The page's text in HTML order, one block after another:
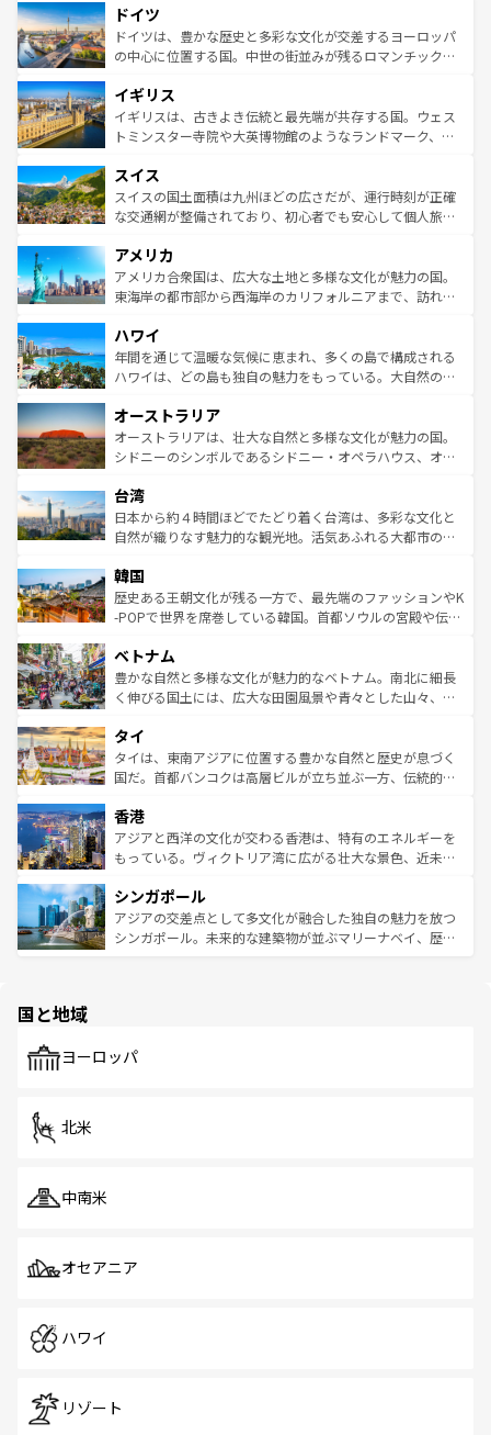
せる。地方によって風土や気候が異なるスペインはその個
性で訪れる人を魅了する。 なお、新着のスペイン情報は コ
ンテンツ一覧を参照してほしい。
で、幅広い魅力が詰まっている。華麗な宮殿、歴史的な大
聖堂、美しいビーチ、そして豊かな自然が、訪れる者を心
から魅了する。また、フランスは美食の国としても知ら
いる。シャンパンの発祥地であるランス、プロヴァンスの
香り高いラベンダー畑など、多彩な楽しみ方が可能だ。さ
らに、パリ以外の地域にも魅力が溢れており、どの街角に
れる地方に足を運ぶとそれぞれで全く異なる文化を体験で
きるだろう。 なお、新着のフランス情報はコンテンツ一覧
を参照してほしい。
ドイツ
ドイツは、豊かな歴史と多彩な文化が交差するヨーロッパ
の中心に位置する国。中世の街並みが残るロマンチック街
顔を持つこの国は、どこを歩いても飽きることがない。ベ
ルリンの文化的活気、バイエルン州のアルプスの絶景、そ
してライン川沿いのワイン畑といった風景は必見。ビール
は、お酒好きな人にはぜひ体験してほしい。 なお、新着の
ドイツ情報はコンテンツ一覧を参照してほしい。
イギリス
イギリスは、古きよき伝統と最先端が共存する国。ウェス
トミンスター寺院や大英博物館のようなランドマーク、歴
リアごとに異なる魅力がある。また、優雅なアフタヌーン
ティー、ビール好きにはたまらない英国パブ、サッカー観
戦など、本場だからこそできる体験も豊富。イギリスを旅
ンツ一覧を参照してほしい。
スイス
スイスの国土面積は九州ほどの広さだが、運行時刻が正確
な交通網が整備されており、初心者でも安心して個人旅行
の建物がそのまま残る町や、スイスならではのユニークな
博物館もあり、アルプス観光だけでなく町歩きも満喫する
ことができる。国民の所得が高いため物価も高いが、旅行
ば市内交通費無料で観光を楽しむこともできる。 なお、新
着のスイス情報はコンテンツ一覧 を参照してほしい。
アメリカ
アメリカ合衆国は、広大な土地と多様な文化が魅力の国。
東海岸の都市部から西海岸のカリフォルニアまで、訪れる
のような巨大都市は、観光、ショッピング、エンターテイ
ンメントが詰まった刺激的なスポットだ。一方、アメリカ
西部には大自然が広がり、グランドキャニオンやイエロー
部のニューオーリンズでは、音楽と美食が融合した独特の
文化が魅力。旅行者はアメリカの各地域で異なる魅力を楽
しみながら、その多様性と豊かな歴史を感じることができ
ならではの贅沢な旅のスタイルだ。 なお、新着のアメリカ
情報はコンテンツ一覧を参照してほしい。
ハワイ
年間を通じて温暖な気候に恵まれ、多くの島で構成される
ハワイは、どの島も独自の魅力をもっている。大自然の神
ワイ島は見逃せない。また、定番の観光地といえばオアフ
島だが、静かな自然を求めるならマウイ島やカウアイ島が
おすすめ。エメラルドグリーンに輝く海をはじめ、豊かな
れるおもてなしの心で訪れる人々を迎えてくれるハワイの
人々、おいしいローカルフードやハワイアンミュージッ
ク、伝統的なフラダンスなど、すべてがハワイの魅力を彩
ワイを、存分に味わってほしい。 なお、新着のハワイ情報
はコンテンツ一覧を参照してほしい。
オーストラリア
オーストラリアは、壮大な自然と多様な文化が魅力の国。
シドニーのシンボルであるシドニー・オペラハウス、オー
リアリーフや大陸中央部にそびえるウルル（エアーズロッ
ク）、タスマニアの美しい原生林やケアンズの熱帯雨林な
ど、見どころがたくさん。また、カフェやワイン、オージ
いる。アクティビティも充実しており、サーフィンやダイ
ビング、ハイキングなど、アウトドア好きにはたまらな
い。オーストラリアの多彩な魅力を存分に味わいつくそ
参照してほしい。
台湾
日本から約４時間ほどでたどり着く台湾は、多彩な文化と
自然が織りなす魅力的な観光地。活気あふれる大都市の台
ン）、静ひつな山岳地帯である台湾東部など、都市の喧騒
と山間の静けさが共存しており、訪れる人に新しい発見と
驚きをもたらしてくれる。また、奥深い台湾の食文化も魅
容にもいいと評判のスイーツなど、バラエティ豊かな料理
が味わえる。 なお、新着の台湾情報は コンテンツ一覧を参
照してほしい。
韓国
歴史ある王朝文化が残る一方で、最先端のファッションやK
-POPで世界を席巻している韓国。首都ソウルの宮殿や伝統
き、地方に足を延ばせば四季折々の自然美を楽しむことが
できる。そして、キムチや焼肉、絶品のストリートフード
まで、さまざまな韓国料理が待っている。夜には、韓国な
リティに包まれながら、韓国の多彩な魅力を心ゆくまで味
わってみてほしい。 なお、新着の韓国情報はコンテンツ一
覧を参照してほしい。
ベトナム
豊かな自然と多様な文化が魅力的なベトナム。南北に細長
く伸びる国土には、広大な田園風景や青々とした山々、世
急速な発展と共に伝統が息づく。ハノイの古い町並みやホ
ーチミン市のフランス統治時代の建物も、独特の雰囲気を
醸し出している。また、バラエティの豊かさとおいしさで
とつ。フォーやバインミー、ベトナムコーヒーなどは、ぜ
ひ現地で味わいたい。どの地域を訪れてもあたたかい人々
が旅行者を迎えてくれるので、きっと忘れられない旅にな
参照してほしい。
タイ
タイは、東南アジアに位置する豊かな自然と歴史が息づく
国だ。首都バンコクは高層ビルが立ち並ぶ一方、伝統的な
の活気が交差している。北部ではチェンマイなどの山岳地
帯で自然と触れ合い、南部ではプーケットやクラビの美し
いビーチでリゾート気分を楽しむことができる。タイ料理
激する。気候は一年中温暖で、どの季節にも異なる楽しみ
が待っている。親しみやすいタイの人々、仏教を中心とし
た文化、そして多様な観光資源が、訪れる旅人を魅了し続
香港
アジアと西洋の文化が交わる香港は、特有のエネルギーを
もっている。ヴィクトリア湾に広がる壮大な景色、近未来
み、どこを訪れても感動するはず。観光スポットが密集し
ており、効率よく見どころを回れるのも魅力。息をのむよ
うな絶景から文化的な体験まで、香港を存分に楽しみ尽く
シンガポール
アジアの交差点として多文化が融合した独自の魅力を放つ
シンガポール。未来的な建築物が並ぶマリーナベイ、歴史
で、ホーカーズは地元の風情を楽しめる外せないスポット
国と地域
ヨーロッパ
北米
中南米
オセアニア
ハワイ
リゾート